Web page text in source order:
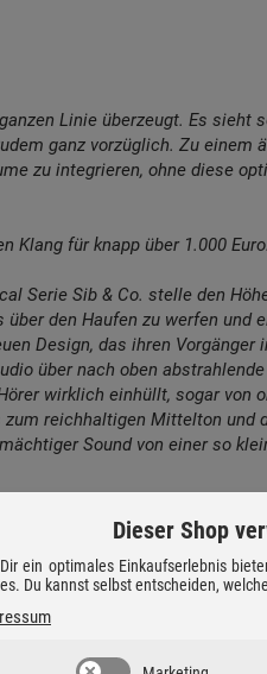
Linie überzeugt. Es sieht
ganz vorzüglich. Zu einem
zu integrieren, ohne diese
Klang für knapp über 1.000
Serie Sib & Co. stelle den
den Haufen zu werfen und
Design, das ihren Vorgänger
über nach oben
wirklich einhüllt, sogar von
reichhaltigen Mittelton und
Sound von einer so
Dieser Shop
ein optimales Einkaufserlebnis
Du kannst selbst entscheiden,